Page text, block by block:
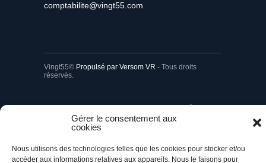
Gérer le consentement aux
cookies
Nous utilisons des technologies telles que les cookies pour stocker et/ou
accéder aux informations relatives aux appareils. Nous le faisons pour
comptabilite@vingt55.com
Vingt55© Propulsé par Versom VR - Tous droits
réservés.